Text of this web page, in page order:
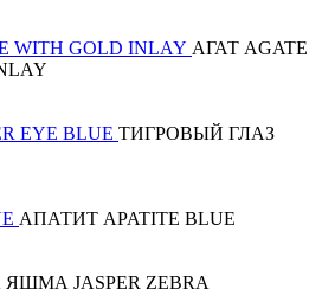
АГАТ AGATE
ТИГРОВЫЙ ГЛАЗ
АПАТИТ APATITE BLUE
ЯШМА JASPER ZEBRA